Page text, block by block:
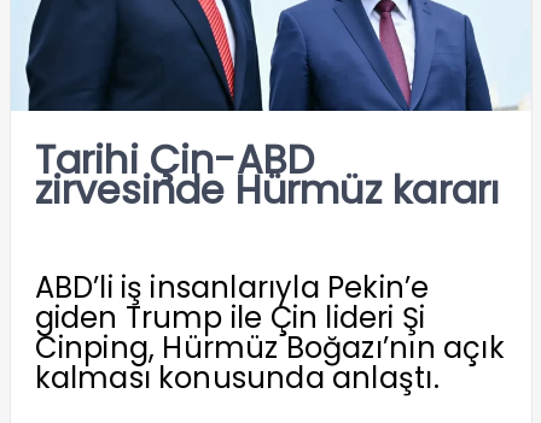
Tarihi Çin-ABD
zirvesinde Hürmüz kararı
ABD’li iş insanlarıyla Pekin’e
giden Trump ile Çin lideri Şi
Cinping, Hürmüz Boğazı’nın açık
kalması konusunda anlaştı.